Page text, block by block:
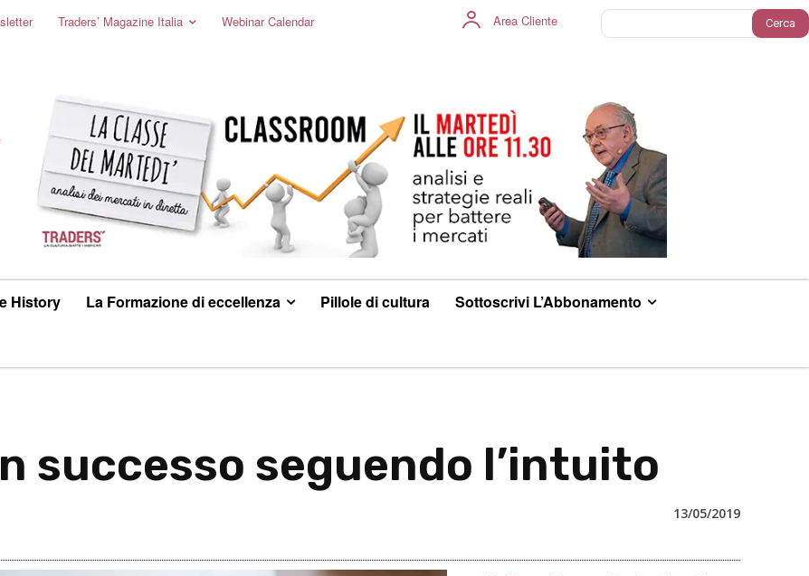
Traders’ Magazine Italia Webinar Calendar Area Cliente Cerca
History La Formazione di eccellenza Pillole di cultura Sottoscrivi L’Abbonamento
successo seguendo l’intuito
13/05/2019